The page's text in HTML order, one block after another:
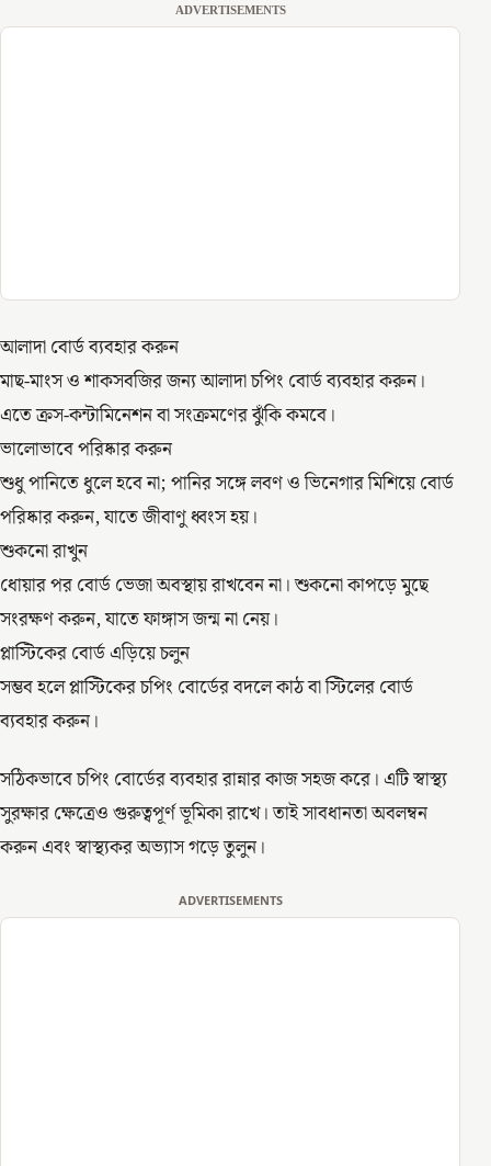
ADVERTISEMENTS
আলাদা বোর্ড ব্যবহার করুন
মাছ-মাংস ও শাকসবজির জন্য আলাদা চপিং বোর্ড ব্যবহার করুন।
এতে ক্রস-কন্টামিনেশন বা সংক্রমণের ঝুঁকি কমবে।
ভালোভাবে পরিষ্কার করুন
শুধু পানিতে ধুলে হবে না; পানির সঙ্গে লবণ ও ভিনেগার মিশিয়ে বোর্ড
পরিষ্কার করুন, যাতে জীবাণু ধ্বংস হয়।
শুকনো রাখুন
ধোয়ার পর বোর্ড ভেজা অবস্থায় রাখবেন না। শুকনো কাপড়ে মুছে
সংরক্ষণ করুন, যাতে ফাঙ্গাস জন্ম না নেয়।
প্লাস্টিকের বোর্ড এড়িয়ে চলুন
সম্ভব হলে প্লাস্টিকের চপিং বোর্ডের বদলে কাঠ বা স্টিলের বোর্ড
ব্যবহার করুন।
সঠিকভাবে চপিং বোর্ডের ব্যবহার রান্নার কাজ সহজ করে। এটি স্বাস্থ্য
সুরক্ষার ক্ষেত্রেও গুরুত্বপূর্ণ ভূমিকা রাখে। তাই সাবধানতা অবলম্বন
করুন এবং স্বাস্থ্যকর অভ্যাস গড়ে তুলুন।
ADVERTISEMENTS